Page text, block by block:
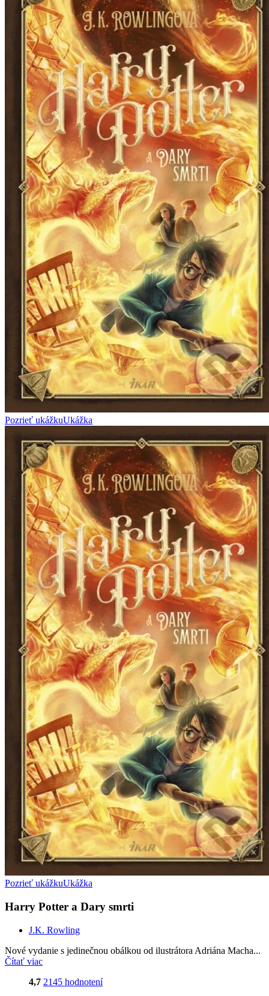
Pozrieť ukážkuUkážka
Pozrieť ukážkuUkážka
Harry Potter a Dary smrti
J.K. Rowling
Nové vydanie s jedinečnou obálkou od ilustrátora Adriána Macha...
Čítať viac
4,7 2145 hodnotení